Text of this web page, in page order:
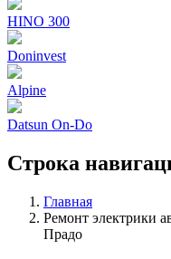
HINO 300
Doninvest
Alpine
Datsun On-Do
Строка
Главная
Ремонт электрики
Прадо